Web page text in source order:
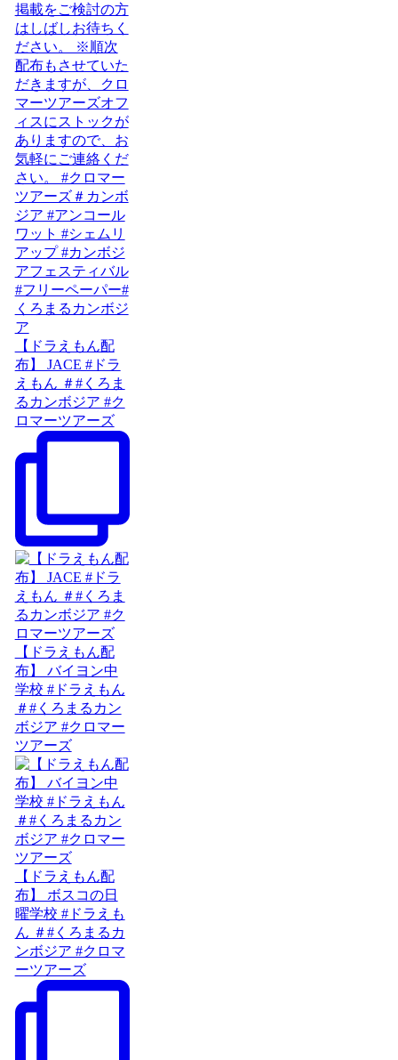
【ドラえもん配
布】 JACE #ドラ
えもん ＃#くろま
るカンボジア #ク
ロマーツアーズ
【ドラえもん配
布】 バイヨン中
学校 #ドラえもん
＃#くろまるカン
ボジア #クロマー
ツアーズ
【ドラえもん配
布】 ボスコの日
曜学校 #ドラえも
ん ＃#くろまるカ
ンボジア #クロマ
ーツアーズ